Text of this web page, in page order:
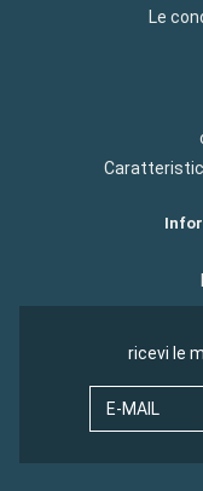
Le
ricevi le
E-MAIL